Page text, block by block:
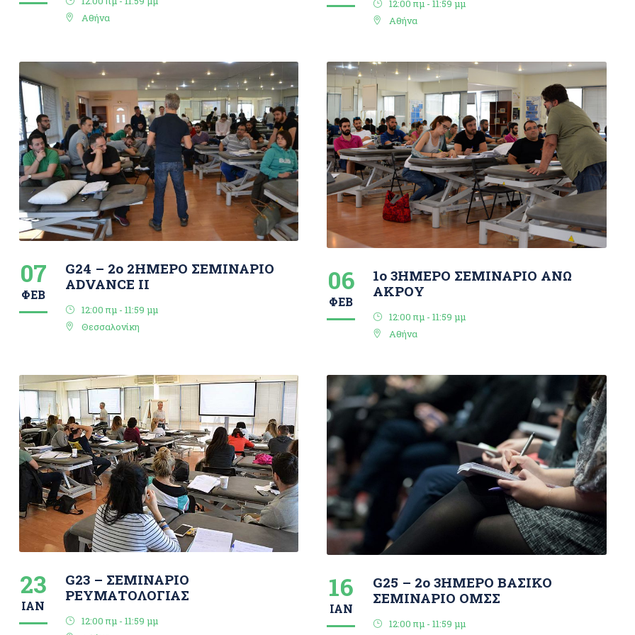
Αθήνα
12:00 πμ - 11:59 μμ
Αθήνα
07
ΦΕΒ
G24 – 2ο 2ΗΜΕΡΟ ΣΕΜΙΝΑΡΙΟ
ΑDVANCE IΙ
12:00 πμ - 11:59 μμ
Θεσσαλονίκη
06
ΦΕΒ
1o 3ΗΜΕΡΟ ΣΕΜΙΝΑΡΙΟ ΑΝΩ
ΑΚΡΟΥ
12:00 πμ - 11:59 μμ
Αθήνα
23
ΙΑΝ
G23 – ΣΕΜΙΝΑΡΙΟ
ΡΕΥΜΑΤΟΛΟΓΙΑΣ
12:00 πμ - 11:59 μμ
16
ΙΑΝ
G25 – 2ο 3ΗΜΕΡΟ ΒΑΣΙΚΟ
ΣΕΜΙΝΑΡΙΟ ΟΜΣΣ
12:00 πμ - 11:59 μμ